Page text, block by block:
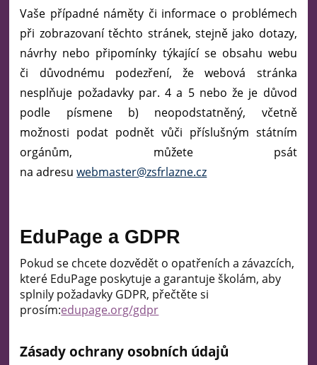
Vaše případné náměty či informace o problémech
při zobrazovaní těchto stránek, stejně jako dotazy,
návrhy nebo připomínky týkající se obsahu webu
či důvodnému podezření, že webová stránka
nesplňuje požadavky par. 4 a 5 nebo že je důvod
podle písmene b) neopodstatněný, včetně
možnosti podat podnět vůči příslušným státním
orgánům, můžete psát
na adresuwebmaster@zsfrlazne.cz
EduPage a GDPR
Pokud se chcete dozvědět o opatřeních a závazcích,
které EduPage poskytuje a garantuje školám, aby
splnily požadavky GDPR, přečtěte si
prosím:edupage.org/gdpr
Zásady ochrany osobních údajů